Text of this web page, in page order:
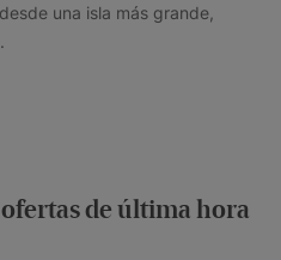
una isla más grande,
de última hora